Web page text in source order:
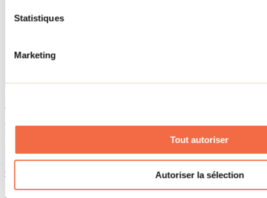
Statistiques
Marketing
Tout autoriser
Autoriser la sélection
Voir tous les circuits de vélo
Point de départ proposé
Église de la municipalité de Saint-Donat
381, rue Allard, Saint-Donat, J0T 2C0
Google Maps
Applications et documents